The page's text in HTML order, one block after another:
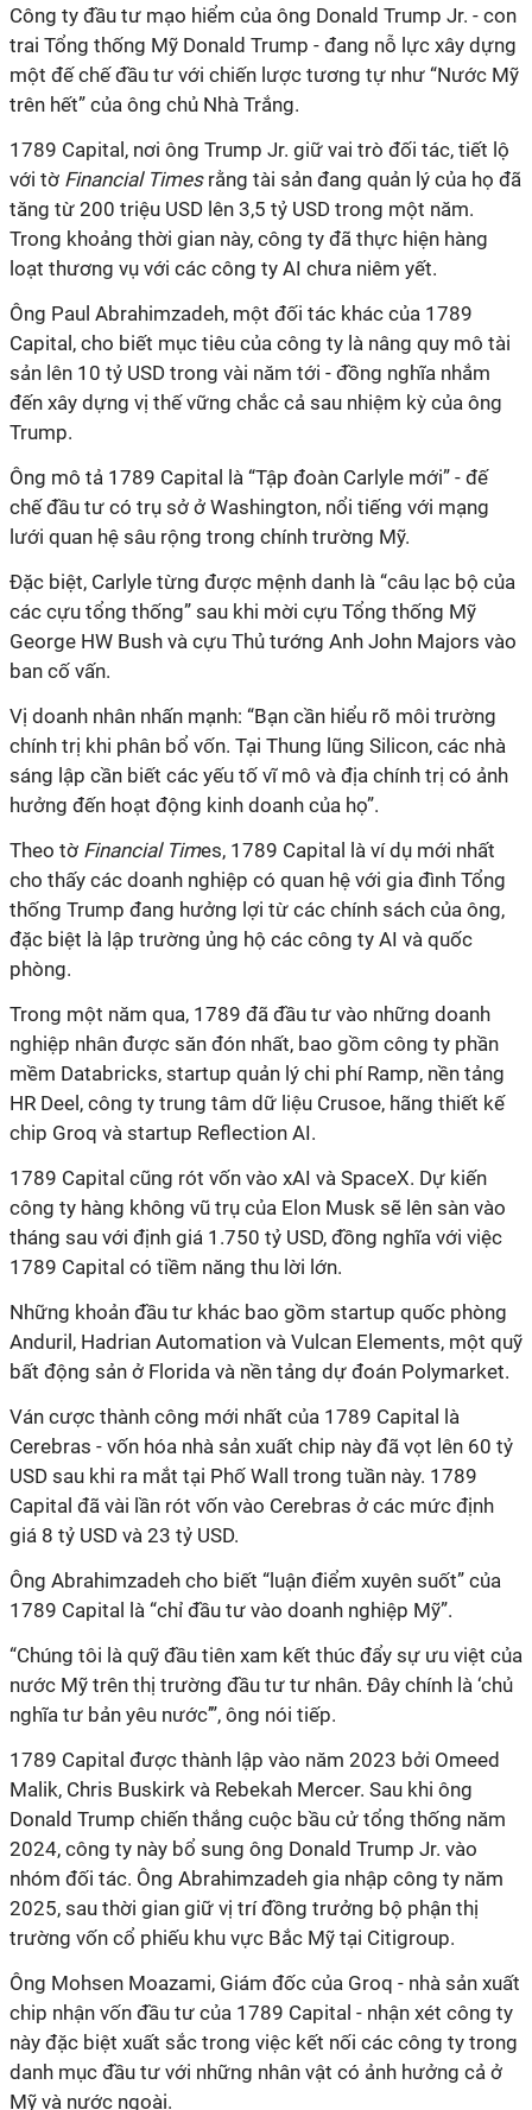
Công ty đầu tư mạo hiểm của ông Donald Trump Jr. - con
trai Tổng thống Mỹ Donald Trump - đang nỗ lực xây dựng
một đế chế đầu tư với chiến lược tương tự như “Nước Mỹ
trên hết” của ông chủ Nhà Trắng.
1789 Capital, nơi ông Trump Jr. giữ vai trò đối tác, tiết lộ
với tờ Financial Timesrằng tài sản đang quản lý của họ đã
tăng từ 200 triệu USD lên 3,5 tỷ USD trong một năm.
Trong khoảng thời gian này, công ty đã thực hiện hàng
loạt thương vụ với các công ty AI chưa niêm yết.
Ông Paul Abrahimzadeh, một đối tác khác của 1789
Capital, cho biết mục tiêu của công ty là nâng quy mô tài
sản lên 10 tỷ USD trong vài năm tới - đồng nghĩa nhắm
đến xây dựng vị thế vững chắc cả sau nhiệm kỳ của ông
Trump.
Ông mô tả 1789 Capital là “Tập đoàn Carlyle mới” - đế
chế đầu tư có trụ sở ở Washington, nổi tiếng với mạng
lưới quan hệ sâu rộng trong chính trường Mỹ.
Đặc biệt, Carlyle từng được mệnh danh là “câu lạc bộ của
các cựu tổng thống” sau khi mời cựu Tổng thống Mỹ
George HW Bush và cựu Thủ tướng Anh John Majors vào
ban cố vấn.
Vị doanh nhân nhấn mạnh: “Bạn cần hiểu rõ môi trường
chính trị khi phân bổ vốn. Tại Thung lũng Silicon, các nhà
sáng lập cần biết các yếu tố vĩ mô và địa chính trị có ảnh
hưởng đến hoạt động kinh doanh của họ”.
Theo tờ Financial Times, 1789 Capital là ví dụ mới nhất
cho thấy các doanh nghiệp có quan hệ với gia đình Tổng
thống Trump đang hưởng lợi từ các chính sách của ông,
đặc biệt là lập trường ủng hộ các công ty AI và quốc
phòng.
Trong một năm qua, 1789 đã đầu tư vào những doanh
nghiệp nhân được săn đón nhất, bao gồm công ty phần
mềm Databricks, startup quản lý chi phí Ramp, nền tảng
HR Deel, công ty trung tâm dữ liệu Crusoe, hãng thiết kế
chip Groq và startup Reflection AI.
1789 Capital cũng rót vốn vào xAI và SpaceX. Dự kiến
công ty hàng không vũ trụ của Elon Musk sẽ lên sàn vào
tháng sau với định giá 1.750 tỷ USD, đồng nghĩa với việc
1789 Capital có tiềm năng thu lời lớn.
Những khoản đầu tư khác bao gồm startup quốc phòng
Anduril, Hadrian Automation và Vulcan Elements, một quỹ
bất động sản ở Florida và nền tảng dự đoán Polymarket.
Ván cược thành công mới nhất của 1789 Capital là
Cerebras - vốn hóa nhà sản xuất chip này đã vọt lên 60 tỷ
USD sau khi ra mắt tại Phố Wall trong tuần này. 1789
Capital đã vài lần rót vốn vào Cerebras ở các mức định
giá 8 tỷ USD và 23 tỷ USD.
Ông Abrahimzadeh cho biết “luận điểm xuyên suốt” của
1789 Capital là “chỉ đầu tư vào doanh nghiệp Mỹ”.
“Chúng tôi là quỹ đầu tiên xam kết thúc đẩy sự ưu việt của
nước Mỹ trên thị trường đầu tư tư nhân. Đây chính là ‘chủ
nghĩa tư bản yêu nước’”, ông nói tiếp.
1789 Capital được thành lập vào năm 2023 bởi Omeed
Malik, Chris Buskirk và Rebekah Mercer. Sau khi ông
Donald Trump chiến thắng cuộc bầu cử tổng thống năm
2024, công ty này bổ sung ông Donald Trump Jr. vào
nhóm đối tác. Ông Abrahimzadeh gia nhập công ty năm
2025, sau thời gian giữ vị trí đồng trưởng bộ phận thị
trường vốn cổ phiếu khu vực Bắc Mỹ tại Citigroup.
Ông Mohsen Moazami, Giám đốc của Groq - nhà sản xuất
chip nhận vốn đầu tư của 1789 Capital - nhận xét công ty
này đặc biệt xuất sắc trong việc kết nối các công ty trong
danh mục đầu tư với những nhân vật có ảnh hưởng cả ở
Mỹ và nước ngoài.